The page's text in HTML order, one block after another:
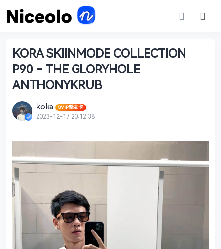
KORA SKIINMODE COLLECTION
P90 – THE GLORYHOLE
ANTHONYKRUB
koka SVIP摯友卡
2023-12-17 20:12:38